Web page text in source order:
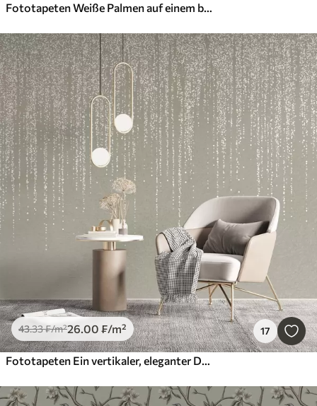
Fototapeten Weiße Palmen auf einem braunen Granzhintergrund
43.33₣/m²26.00 ₣/m² 17
Fototapeten Ein vertikaler, eleganter Druck einer gepunkteten Girlande auf einem beigefarbenen, strukturierten Hintergrund, der ein Gefühl von Tiefe und Bewegung vermittelt